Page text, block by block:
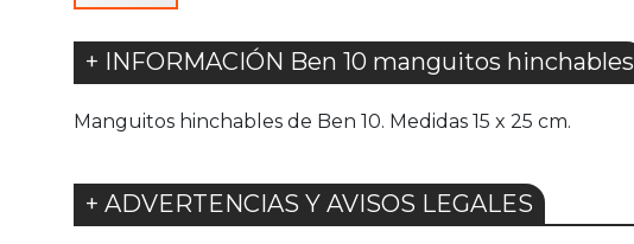
+ INFORMACIÓN Ben 10 manguitos hinchables
Manguitos hinchables de Ben 10. Medidas 15 x 25 cm.
+ ADVERTENCIAS Y AVISOS LEGALES